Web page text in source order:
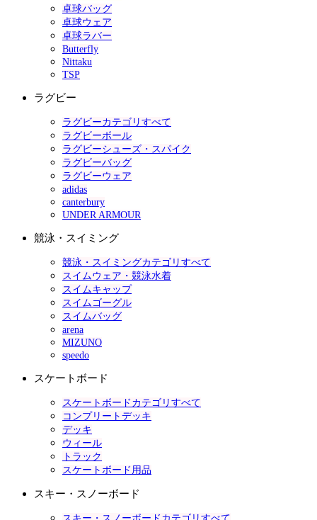
卓球バッグ
卓球ウェア
卓球ラバー
Butterfly
Nittaku
TSP
ラグビー
ラグビーカテゴリすべて
ラグビーボール
ラグビーシューズ・スパイク
ラグビーバッグ
ラグビーウェア
adidas
canterbury
UNDER ARMOUR
競泳・スイミング
競泳・スイミングカテゴリすべて
スイムウェア・競泳水着
スイムキャップ
スイムゴーグル
スイムバッグ
arena
MIZUNO
speedo
スケートボード
スケートボードカテゴリすべて
コンプリートデッキ
デッキ
ウィール
トラック
スケートボード用品
スキー・スノーボード